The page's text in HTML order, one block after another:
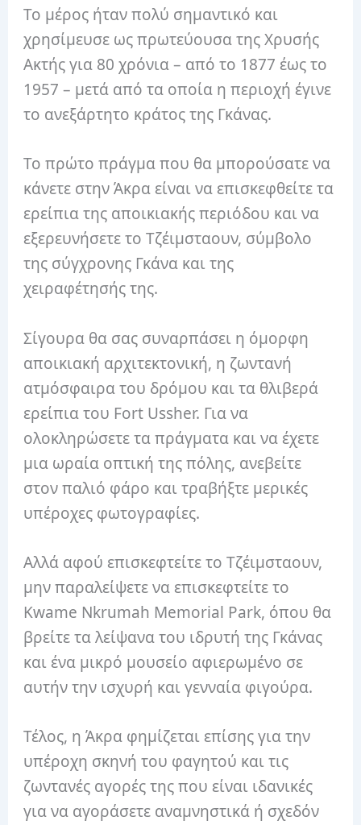
Το μέρος ήταν πολύ σημαντικό και
χρησίμευσε ως πρωτεύουσα της Χρυσής
Ακτής για 80 χρόνια – από το 1877 έως το
1957 – μετά από τα οποία η περιοχή έγινε
το ανεξάρτητο κράτος της Γκάνας.
Το πρώτο πράγμα που θα μπορούσατε να
κάνετε στην Άκρα είναι να επισκεφθείτε τα
ερείπια της αποικιακής περιόδου και να
εξερευνήσετε το Τζέιμσταουν, σύμβολο
της σύγχρονης Γκάνα και της
χειραφέτησής της.
Σίγουρα θα σας συναρπάσει η όμορφη
αποικιακή αρχιτεκτονική, η ζωντανή
ατμόσφαιρα του δρόμου και τα θλιβερά
ερείπια του Fort Ussher. Για να
ολοκληρώσετε τα πράγματα και να έχετε
μια ωραία οπτική της πόλης, ανεβείτε
στον παλιό φάρο και τραβήξτε μερικές
υπέροχες φωτογραφίες.
Αλλά αφού επισκεφτείτε το Τζέιμσταουν,
μην παραλείψετε να επισκεφτείτε το
Kwame Nkrumah Memorial Park, όπου θα
βρείτε τα λείψανα του ιδρυτή της Γκάνας
και ένα μικρό μουσείο αφιερωμένο σε
αυτήν την ισχυρή και γενναία φιγούρα.
Τέλος, η Άκρα φημίζεται επίσης για την
υπέροχη σκηνή του φαγητού και τις
ζωντανές αγορές της που είναι ιδανικές
για να αγοράσετε αναμνηστικά ή σχεδόν